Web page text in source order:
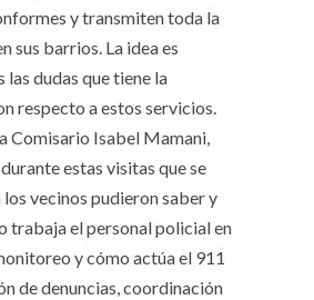
y transmiten toda la
sus barrios. La idea es
las dudas que tiene la
respecto a estos servicios.
Comisario Isabel Mamani,
estas visitas que se
vecinos pudieron saber y
trabaja el personal policial en
y cómo actúa el 911
de denuncias, coordinación